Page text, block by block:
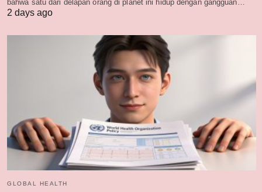
bahwa satu dari delapan orang di planet ini hidup dengan gangguan…
2 days ago
GLOBAL HEALTH